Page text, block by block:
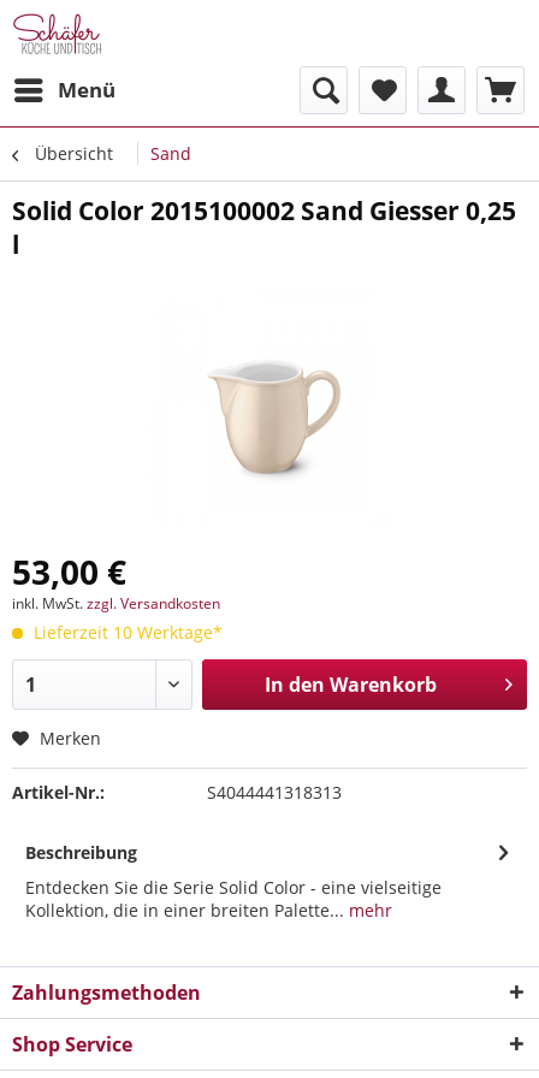
Menü
Übersicht Sand
Solid Color 2015100002 Sand Giesser 0,25
l
53,00 €
inkl. MwSt.zzgl. Versandkosten
Lieferzeit 10 Werktage*
In den Warenkorb
Merken
Artikel-Nr.: S4044441318313
Beschreibung
Entdecken Sie die Serie Solid Color - eine vielseitige
Kollektion, die in einer breiten Palette... mehr
Zahlungsmethoden
Shop Service